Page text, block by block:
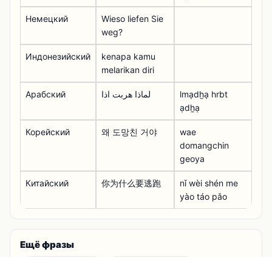
Немецкий
Wieso liefen Sie
weg?
Индонезийский
kenapa kamu
melarikan diri
Арабский لماذا هربت اذا
lmạdẖạ hrbt
ạdẖạ
Корейский 왜 도망친 거야
wae
domangchin
geoya
Китайский 你为什么要逃跑
nǐ wèi shén me
yào táo pǎo
Ещё фразы